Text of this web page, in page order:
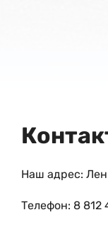
Наш адрес:
Телефон: 8 812